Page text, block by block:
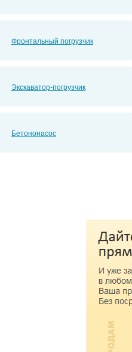
Фронтальный погрузчик
Экскаватор-погрузчик
Бетононасос